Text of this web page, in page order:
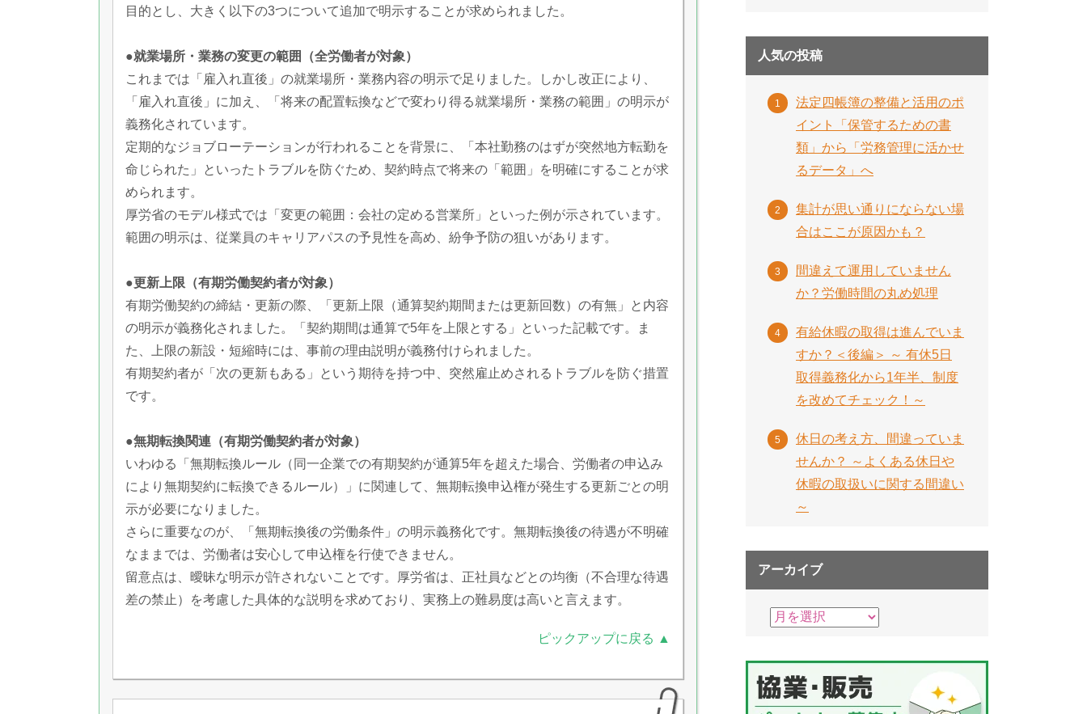
目的とし、大きく以下の3つについて追加で明示することが求められました。
●就業場所・業務の変更の範囲（全労働者が対象）
これまでは「雇入れ直後」の就業場所・業務内容の明示で足りました。しかし改正により、
「雇入れ直後」に加え、「将来の配置転換などで変わり得る就業場所・業務の範囲」の明示が
義務化されています。
定期的なジョブローテーションが行われることを背景に、「本社勤務のはずが突然地方転勤を
命じられた」といったトラブルを防ぐため、契約時点で将来の「範囲」を明確にすることが求
められます。
厚労省のモデル様式では「変更の範囲：会社の定める営業所」といった例が示されています。
範囲の明示は、従業員のキャリアパスの予見性を高め、紛争予防の狙いがあります。
●更新上限（有期労働契約者が対象）
有期労働契約の締結・更新の際、「更新上限（通算契約期間または更新回数）の有無」と内容
の明示が義務化されました。「契約期間は通算で5年を上限とする」といった記載です。ま
た、上限の新設・短縮時には、事前の理由説明が義務付けられました。
有期契約者が「次の更新もある」という期待を持つ中、突然雇止めされるトラブルを防ぐ措置
です。
●無期転換関連（有期労働契約者が対象）
いわゆる「無期転換ルール（同一企業での有期契約が通算5年を超えた場合、労働者の申込み
により無期契約に転換できるルール）」に関連して、無期転換申込権が発生する更新ごとの明
示が必要になりました。
さらに重要なのが、「無期転換後の労働条件」の明示義務化です。無期転換後の待遇が不明確
なままでは、労働者は安心して申込権を行使できません。
留意点は、曖昧な明示が許されないことです。厚労省は、正社員などとの均衡（不合理な待遇
差の禁止）を考慮した具体的な説明を求めており、実務上の難易度は高いと言えます。
ピックアップに戻る ▲
人気の投稿
法定四帳簿の整備と活用のポ
イント「保管するための書
類」から「労務管理に活かせ
るデータ」へ
集計が思い通りにならない場
合はここが原因かも？
間違えて運用していません
か？労働時間の丸め処理
有給休暇の取得は進んでいま
すか？＜後編＞ ～ 有休5日
取得義務化から1年半、制度
を改めてチェック！～
休日の考え方、間違っていま
せんか？ ～よくある休日や
休暇の取扱いに関する間違い
～
アーカイブ